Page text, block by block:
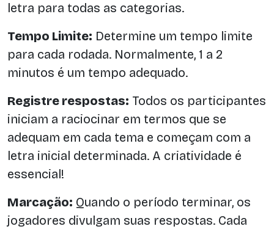
letra para todas as categorias.
Tempo Limite: Determine um tempo limite
para cada rodada. Normalmente, 1 a 2
minutos é um tempo adequado.
Registre respostas: Todos os participantes
iniciam a raciocinar em termos que se
adequam em cada tema e começam com a
letra inicial determinada. A criatividade é
essencial!
Marcação: Quando o período terminar, os
jogadores divulgam suas respostas. Cada